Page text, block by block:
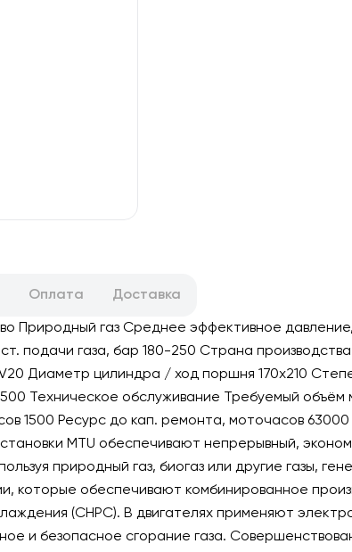
Оплата Доставка
Природный газ Среднее эффективное
подачи газа, бар 180-250 Страна
Диаметр цилиндра / ход поршня 170x210
Техническое обслуживание Требуемый объём
1500 Ресурс до кап. ремонта, моточасов 63000
MTU обеспечивают непрерывный,
природный газ, биогаз или другие газы,
которые обеспечивают комбинированное
(CHPC). В двигателях применяют
и безопасное сгорание газа.